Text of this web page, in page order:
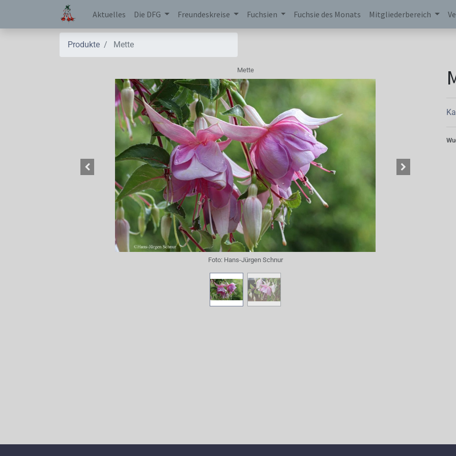
Aktuelles Die DFG Freundeskreise Fuchsien Fuchsie des Monats Mitgliederbereich
Produkte Mette
Mette
Foto: Hans-Jürgen Schnur